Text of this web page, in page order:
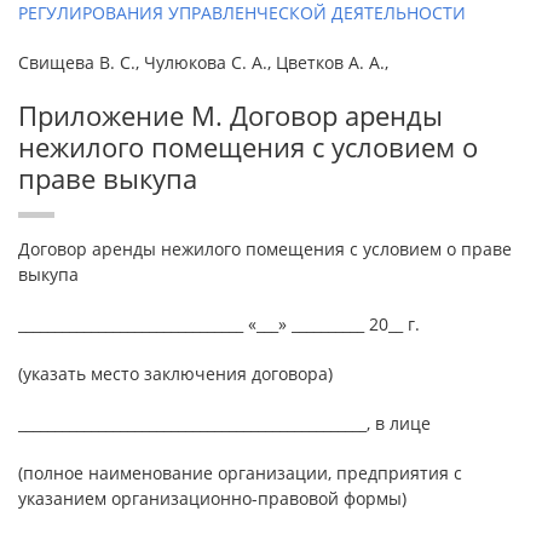
РЕГУЛИРОВАНИЯ УПРАВЛЕНЧЕСКОЙ ДЕЯТЕЛЬНОСТИ
Свищева В. С., Чулюкова С. А., Цветков А. А.,
Приложение М. Договор аренды
нежилого помещения с условием о
праве выкупа
Договор аренды нежилого помещения с условием о праве
выкупа
_______________________________ «___» __________ 20__ г.
(указать место заключения договора)
________________________________________________, в лице
(полное наименование организации, предприятия с
указанием организационно-правовой формы)